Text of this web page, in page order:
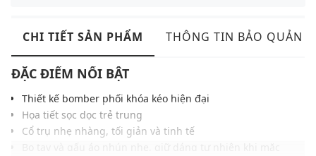
CHI TIẾT SẢN PHẨM THÔNG TIN BẢO QUẢN
ĐẶC ĐIỂM NỔI BẬT
Thiết kế bomber phối khóa kéo hiện đại
Họa tiết sọc dọc trẻ trung
Cổ trụ nhẹ nhàng, tối giản và tinh tế